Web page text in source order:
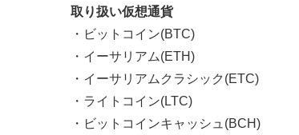
取り扱い仮想通貨
・ビットコイン(BTC)
・イーサリアム(ETH)
・イーサリアムクラシック(ETC)
・ライトコイン(LTC)
・ビットコインキャッシュ(BCH)